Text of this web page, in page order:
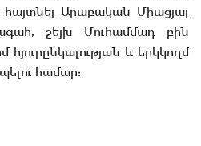
Արաբական Միացյալ
շեյխ Մուհամմադ բին
հյուրընկալության և երկկողմ
համար: